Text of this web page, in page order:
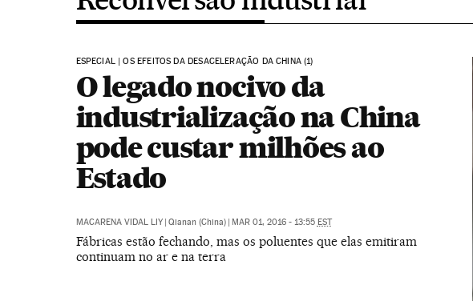
ESPECIAL | OS EFEITOS DA DESACELERAÇÃO DA CHINA (1)
O legado nocivo da
industrialização na China
pode custar milhões ao
Estado
MACARENA VIDAL LIY | Qianan (China) | MAR 01, 2016 - 13:55 EST
Fábricas estão fechando, mas os poluentes que elas emitiram
continuam no ar e na terra